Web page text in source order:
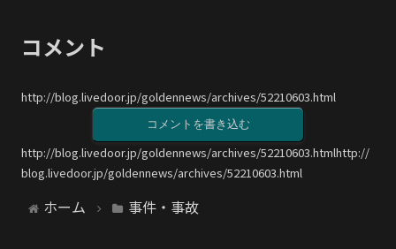
コメント
http://blog.livedoor.jp/goldennews/archives/52210603.html
コメントを書き込む
http://blog.livedoor.jp/goldennews/archives/52210603.htmlhttp://
blog.livedoor.jp/goldennews/archives/52210603.html
ホーム 事件・事故